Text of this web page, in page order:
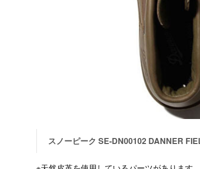
スノーピーク SE-DN00102 DANNER